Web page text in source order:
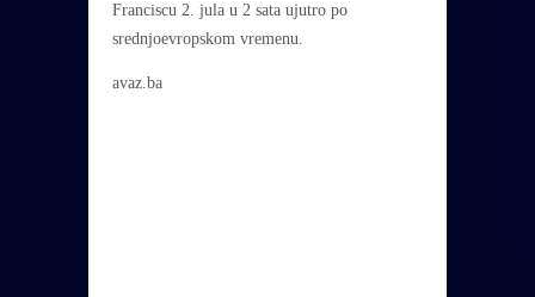
Franciscu 2. jula u 2 sata ujutro po
srednjoevropskom vremenu.
avaz.ba